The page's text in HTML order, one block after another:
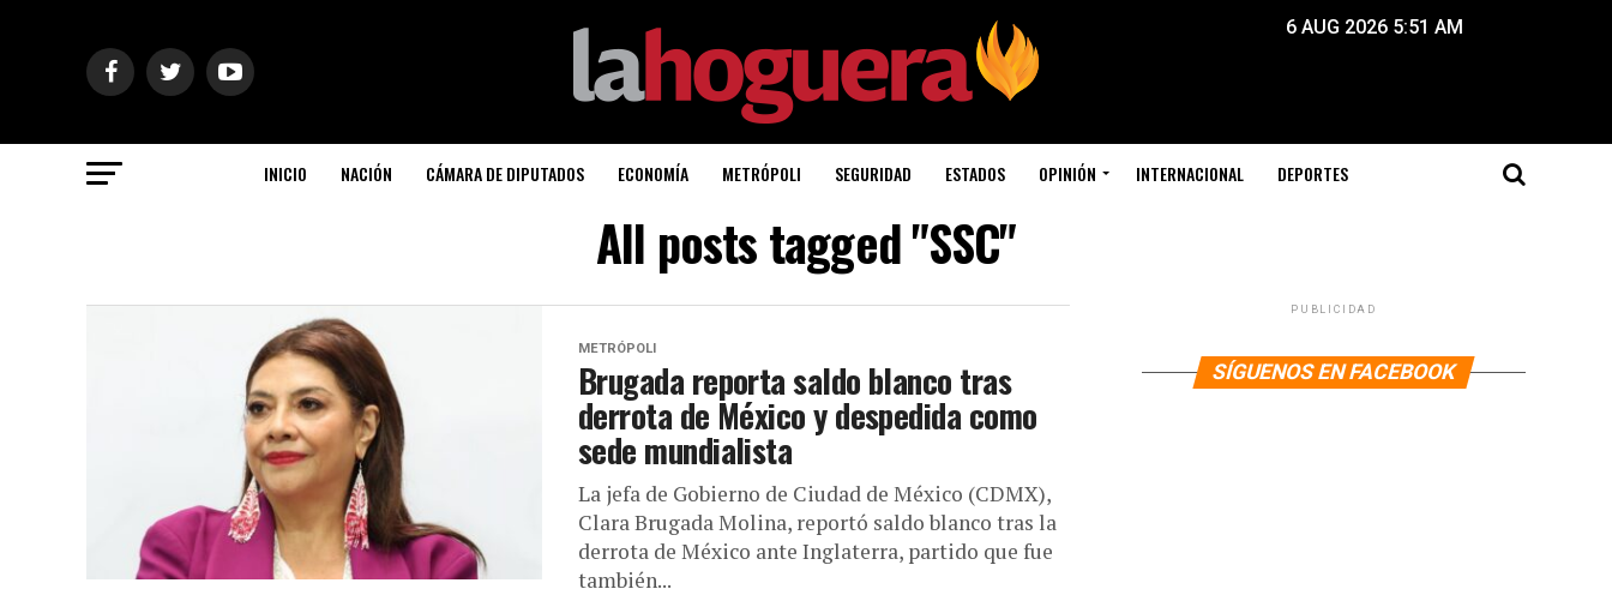
6 AUG 2026 5:51 AM
INICIO NACIÓN CÁMARA DE DIPUTADOS ECONOMÍA METRÓPOLI SEGURIDAD ESTADOS OPINIÓN INTERNACIONAL DEPORTES
All posts tagged "SSC"
METRÓPOLI
Brugada reporta saldo blanco tras
derrota de México y despedida como
sede mundialista
La jefa de Gobierno de Ciudad de México (CDMX),
Clara Brugada Molina, reportó saldo blanco tras la
derrota de México ante Inglaterra, partido que fue
también...
PUBLICIDAD
SÍGUENOS EN FACEBOOK